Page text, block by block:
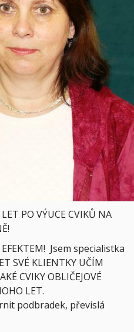
PO VÝUCE CVIKŮ NA
Jsem specialistka
SVÉ KLIENTKY UČÍM
CVIKY OBLIČEJOVÉ
LET.
podbradek, převislá